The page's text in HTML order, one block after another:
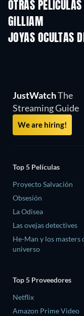
OTRAS
GILLIAM
JOYAS OCULTAS
JustWatchThe
Streaming Guide
We are hiring!
Top 5 Películas
Proyecto Salvación
Obsesión
La Odisea
Las ovejas detectives
He-Man y los masters
universo
Top 5 Proveedores
Netflix
Amazon Prime Video